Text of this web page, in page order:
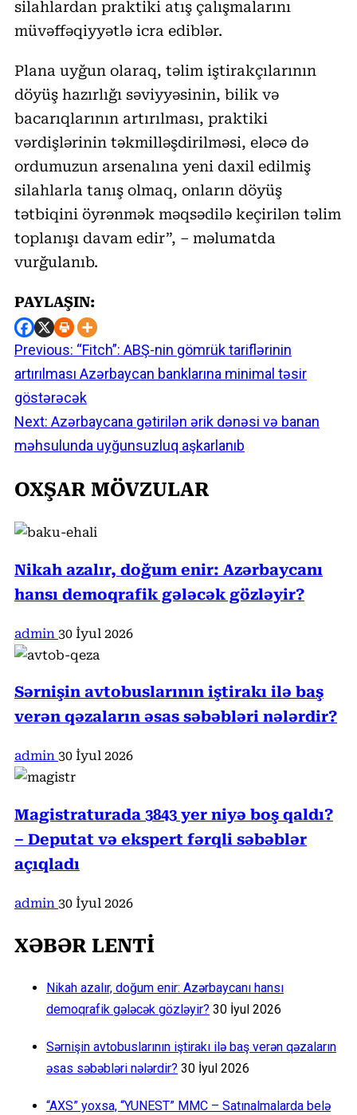
silahlardan praktiki atış çalışmalarını
müvəffəqiyyətlə icra ediblər.
Plana uyğun olaraq, təlim iştirakçılarının
döyüş hazırlığı səviyyəsinin, bilik və
bacarıqlarının artırılması, praktiki
vərdişlərinin təkmilləşdirilməsi, eləcə də
ordumuzun arsenalına yeni daxil edilmiş
silahlarla tanış olmaq, onların döyüş
tətbiqini öyrənmək məqsədilə keçirilən təlim
toplanışı davam edir”, – məlumatda
vurğulanıb.
PAYLAŞIN:
Continue
Reading
Previous: “Fitch”: ABŞ-nin gömrük tariflərinin
artırılması Azərbaycan banklarına minimal təsir
göstərəcək
Next: Azərbaycana gətirilən ərik dənəsi və banan
məhsulunda uyğunsuzluq aşkarlanıb
OXŞAR MÖVZULAR
Nikah azalır, doğum enir: Azərbaycanı
hansı demoqrafik gələcək gözləyir?
admin 30 İyul 2026
Sərnişin avtobuslarının iştirakı ilə baş
verən qəzaların əsas səbəbləri nələrdir?
admin 30 İyul 2026
Magistraturada 3843 yer niyə boş qaldı?
– Deputat və ekspert fərqli səbəblər
açıqladı
admin 30 İyul 2026
XƏBƏR LENTİ
Nikah azalır, doğum enir: Azərbaycanı hansı
demoqrafik gələcək gözləyir? 30 İyul 2026
Sərnişin avtobuslarının iştirakı ilə baş verən qəzaların
əsas səbəbləri nələrdir? 30 İyul 2026
“AXS” yoxsa, “YUNEST” MMC – Satınalmalarda belə